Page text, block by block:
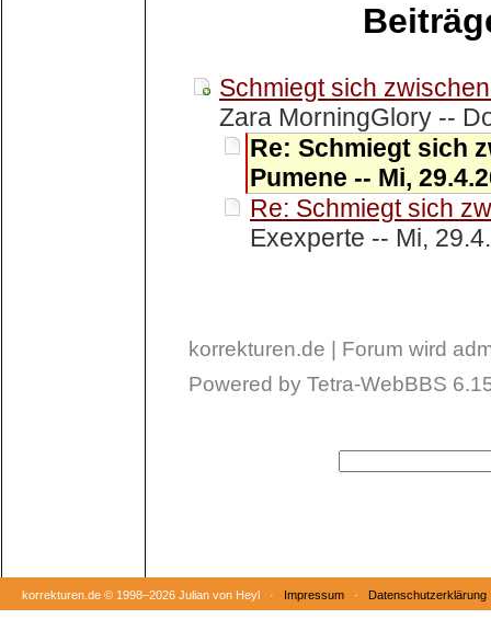
Schmiegt sich
Zara MorningGlory --
Re: Schmiegt sich
Pumene -- Mi,
Re: Schmiegt sich
Exexperte -- Mi,
korrekturen.de | Forum wird
Powered by Tetra-WebBBS
korrekturen.de © 1998–2026 Julian von Heyl · Impressum · Datenschutzerklärung